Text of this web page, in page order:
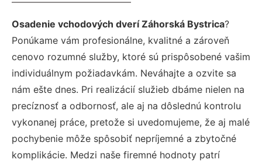
Osadenie vchodových dverí Záhorská Bystrica?
Ponúkame vám profesionálne, kvalitné a zároveň
cenovo rozumné služby, ktoré sú prispôsobené vašim
individuálnym požiadavkám. Neváhajte a ozvite sa
nám ešte dnes. Pri realizácií služieb dbáme nielen na
precíznosť a odbornosť, ale aj na dôslednú kontrolu
vykonanej práce, pretože si uvedomujeme, že aj malé
pochybenie môže spôsobiť nepríjemné a zbytočné
komplikácie. Medzi naše firemné hodnoty patrí